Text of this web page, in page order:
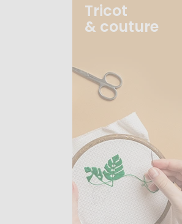
Tricot
& couture